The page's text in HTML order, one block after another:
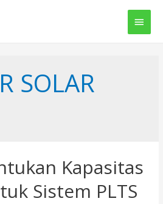
Main
SOLAR
Kapasitas
Sistem PLTS